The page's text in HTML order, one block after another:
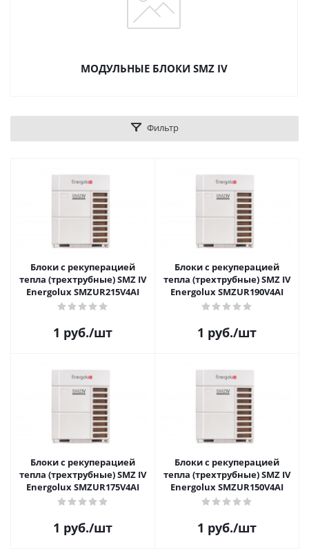
МОДУЛЬНЫЕ БЛОКИ SMZ IV
Фильтр
Блоки с рекуперацией
тепла (трехтрубные) SMZ IV
Energolux SMZUR215V4AI
1 руб./шт
Блоки с рекуперацией
тепла (трехтрубные) SMZ IV
Energolux SMZUR190V4AI
1 руб./шт
Блоки с рекуперацией
тепла (трехтрубные) SMZ IV
Energolux SMZUR175V4AI
1 руб./шт
Блоки с рекуперацией
тепла (трехтрубные) SMZ IV
Energolux SMZUR150V4AI
1 руб./шт